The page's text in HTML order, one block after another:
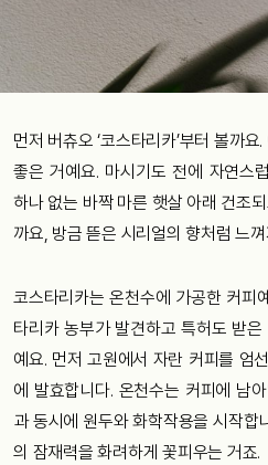
먼저 버츄오 ‘코스타리카’부터 볼까
좋은 거예요. 마시기도 전에 자연스
하나 없는 바짝 마른 햇살 아래 건조
까요, 방금 뜯은 시리얼의 향처럼 느
코스타리카는 온천수에 가공한 커피
타리카 농부가 발견하고 특허도 받
예요. 먼저 고원에서 자란 커피를 엄
에 발효합니다. 온천수는 커피에 남
과 동시에 원두와 화학작용을 시작합
의 잠재력을 화려하게 꽃피우는 거죠.